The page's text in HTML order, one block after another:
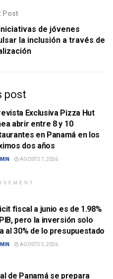
Post
de jóvenes
la inclusión a través de
post
Exclusiva Pizza Hut
abrir entre 8 y 10
en Panamá en los
dos años
AGOSTO 7, 2026
fiscal a junio es de 1.98%
pero la inversión solo
al 30% de lo presupuestado
AGOSTO 5, 2026
de Panamá se prepara